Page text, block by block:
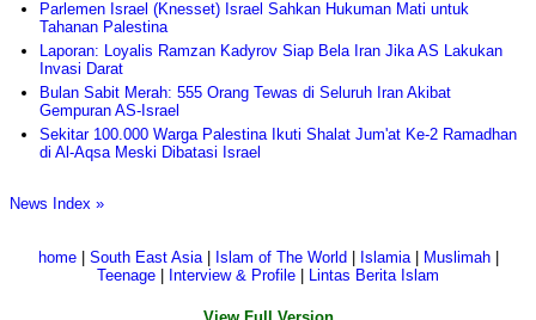
Parlemen Israel (Knesset) Israel Sahkan Hukuman Mati untuk
Tahanan Palestina
Laporan: Loyalis Ramzan Kadyrov Siap Bela Iran Jika AS Lakukan
Invasi Darat
Bulan Sabit Merah: 555 Orang Tewas di Seluruh Iran Akibat
Gempuran AS-Israel
Sekitar 100.000 Warga Palestina Ikuti Shalat Jum'at Ke-2 Ramadhan
di Al-Aqsa Meski Dibatasi Israel
News Index »
home| South East Asia| Islam of The World Islamia| Muslimah|
Teenage
Interview & Profile Lintas Berita Islam